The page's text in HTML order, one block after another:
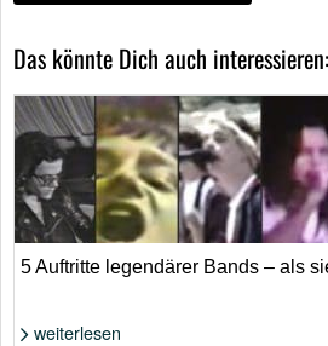
Das könnte Dich auch interessieren:
5 Auftritte legendärer Bands – als
weiterlesen